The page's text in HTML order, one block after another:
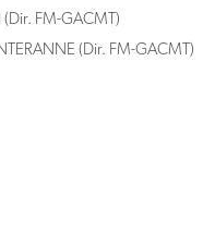
(Dir. FM-GACMT)
(Dir. FM-GACMT)